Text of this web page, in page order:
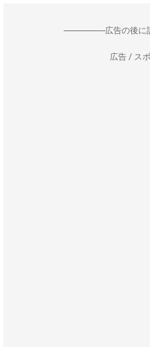
--------------------広告の後
広告 / ス